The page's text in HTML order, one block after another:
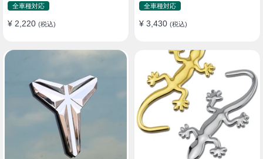
全車種対応
¥ 2,220 (税込)
全車種対応
¥ 3,430 (税込)